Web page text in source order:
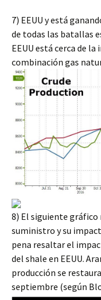
7) EEUU y está
de todas las batallas
EEUU está cerca de
combinación gas
8) El siguiente
suministro y su
pena resaltar el
del shale en EEUU.
producción se
septiembre (según